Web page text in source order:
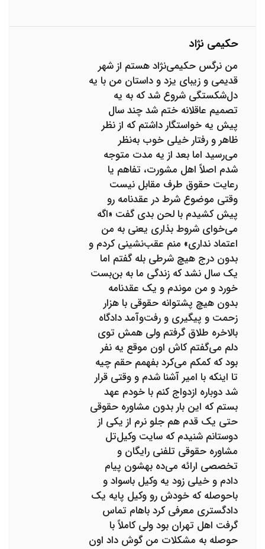
حکیمی نژاد
من نرگس حکیمی‌نژاد هستم از شهر
قدیمی و زیبای یزد و داستان من با یه
دل‌شکستگی شروع شد که به یه
تصمیم عاقلانه ختم شد چند سال
پیش یه خواستگار داشتم که از نظر
ظاهر و رفتار خیلی خوب به‌نظر
می‌رسید اما بعد از یه مدت متوجه
شدم اصلاً اهل مشورت، تفاهم یا
رعایت حقوق طرف مقابل نیست
وقتی موضوع شرط در عقدنامه رو
پیش کشیدم با لحن بدی گفت «اگه
می‌خوای شروط بذاری یعنی به من
اعتماد نداری» منم عقب‌نشینی کردم و
بدون درج هیچ شرطی بله گفتم اما
یک سال نشد که زندگی ما به بن‌بست
خورد و من موندم و یک عقدنامه
بدون هیچ پشتوانه حقوقی با هزار
زحمت و پیگیری و رفت‌وآمد دادگاه
بالاخره طلاق گرفتم ولی همش توی
دلم می‌گفتم کاش اون موقع یه نفر
بود که کمکم می‌کرد بفهمم حقم چیه
تا اینکه با امیر آشنا شدم و وقتی قرار
شد دوباره ازدواج کنم با خودم عهد
بستم که این بار بدون مشاوره حقوقی
حتی یک قدم هم جلو نرم از یکی از
دوستانم شنیدم که سایت وکیل‌تل
مشاوره حقوقی تلفنی رایگان و
تخصصی ارائه می‌ده بهشون پیام
دادم و خیلی زود یه وکیل باسواد و
باحوصله که خودش رو وکیل پایه یک
دادگستری معرفی کرد باهام تماس
گرفت اهل تهران بود ولی کاملاً با
حوصله به مشکلات من گوش داد اون